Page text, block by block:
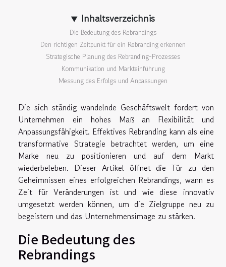
Inhaltsverzeichnis
Die Bedeutung des Rebrandings
Den richtigen Zeitpunkt für ein Rebranding erkennen
Strategische Planung des Rebranding-Prozesses
Kommunikation und Markteinführung
Messung des Erfolgs und Anpassungen
Die sich ständig wandelnde Geschäftswelt fordert von
Unternehmen ein hohes Maß an Flexibilität und
Anpassungsfähigkeit. Effektives Rebranding kann als eine
transformative Strategie betrachtet werden, um eine
Marke neu zu positionieren und auf dem Markt
wiederbeleben. Dieser Artikel öffnet die Tür zu den
Geheimnissen eines erfolgreichen Rebrandings, wann es
Zeit für Veränderungen ist und wie diese innovativ
umgesetzt werden können, um die Zielgruppe neu zu
begeistern und das Unternehmensimage zu stärken.
Die Bedeutung des
Rebrandings